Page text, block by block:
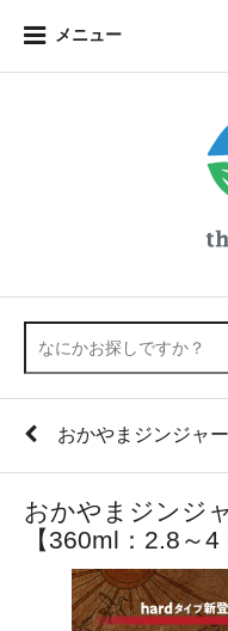
メニュー
おかやまジンジャ
おかやまジンジ
【360ml：2.8～4